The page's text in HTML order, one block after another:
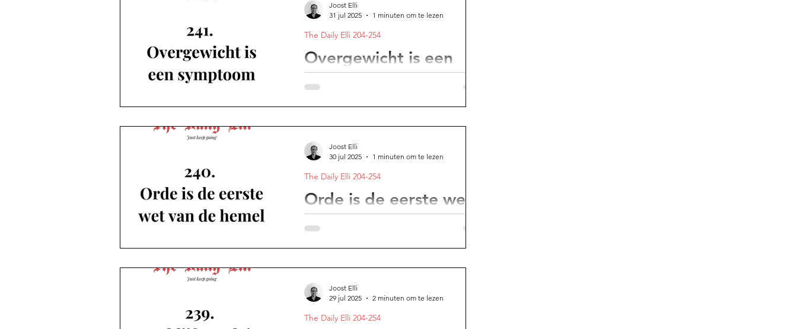
Overgewicht is een
symptoom
The Daily Elli 204-254
Joost Elli
31 jul 2025
1 minuten om te lezen
Orde is de eerste wet
van de hemel
The Daily Elli 204-254
Joost Elli
30 jul 2025
1 minuten om te lezen
The Daily Elli 204-254
Joost Elli
29 jul 2025
2 minuten om te lezen